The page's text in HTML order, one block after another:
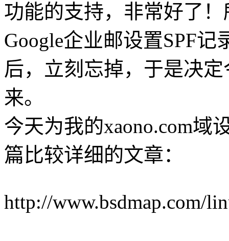
功能的支持，非常好了
Google企业邮设置SPF
后，立刻忘掉，于是决
来。
今天为我的xaono.com域
篇比较详细的文章：
http://www.bsdmap.com/